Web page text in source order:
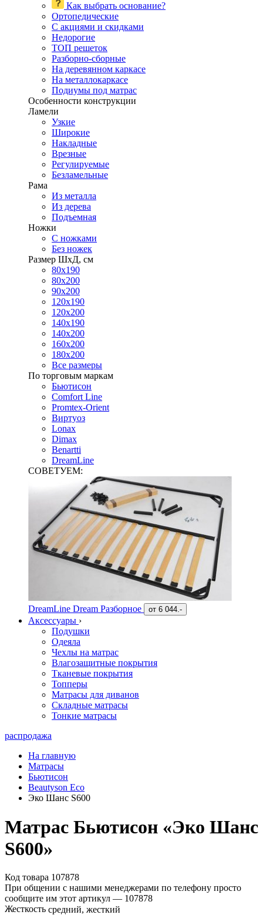
Как выбрать основание?
Ортопедические
С акциями и скидками
Недорогие
ТОП решеток
Разборно-сборные
На деревянном каркасе
На металлокаркасе
Подиумы под матрас
Особенности конструкции
Ламели
Узкие
Широкие
Накладные
Врезные
Регулируемые
Безламельные
Рама
Из металла
Из дерева
Подъемная
Ножки
С ножками
Без ножек
Размер ШхД, см
80х190
80х200
90х200
120х190
120х200
140х190
140х200
160х200
180х200
Все размеры
По торговым маркам
Бьютисон
Comfort Line
Promtex-Orient
Виртуоз
Lonax
Dimax
Benartti
DreamLine
СОВЕТУЕМ:
DreamLine Dream Разборное от 6 044.-
Аксессуары ›
Подушки
Одеяла
Чехлы на матрас
Влагозащитные покрытия
Тканевые покрытия
Топперы
Матрасы для диванов
Складные матрасы
Тонкие матрасы
распродажа
На главную
Матрасы
Бьютисон
Beautyson Eco
Эко Шанс S600
Матрас Бьютисон «Эко Шанс
S600»
Код товара 107878
При общении с нашими менеджерами по телефону просто
сообщите им этот артикул — 107878
Жесткость средний, жесткий